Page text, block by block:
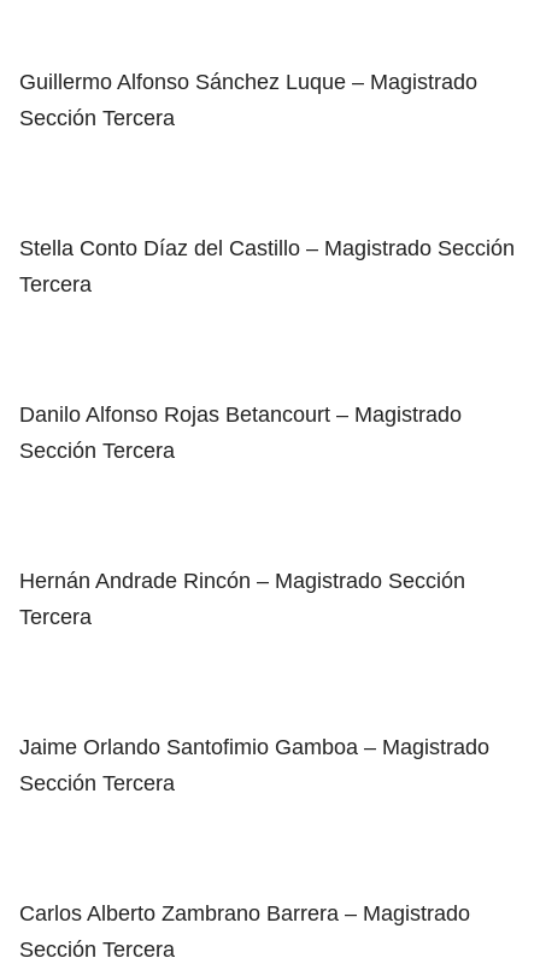
Guillermo Alfonso Sánchez Luque – Magistrado
Sección Tercera
Stella Conto Díaz del Castillo – Magistrado Sección
Tercera
Danilo Alfonso Rojas Betancourt – Magistrado
Sección Tercera
Hernán Andrade Rincón – Magistrado Sección
Tercera
Jaime Orlando Santofimio Gamboa – Magistrado
Sección Tercera
Carlos Alberto Zambrano Barrera – Magistrado
Sección Tercera